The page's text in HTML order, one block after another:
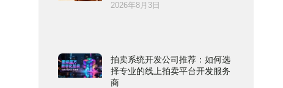
2026年8月3日
拍卖系统开发公司推荐：如何选
择专业的线上拍卖平台开发服务
商